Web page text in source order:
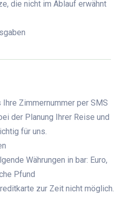
die nicht im Ablauf erwähnt
Zimmernummer per SMS
der Planung Ihrer Reise und
für uns.
Währungen in bar: Euro,
Pfund
zur Zeit nicht möglich.